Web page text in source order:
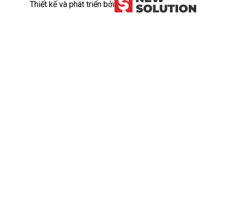
Thiết kế và phát triển bởi